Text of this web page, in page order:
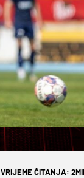
VRIJEME ČITANJA: